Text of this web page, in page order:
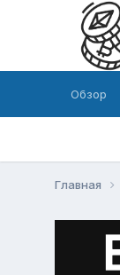
Обзор
Главная